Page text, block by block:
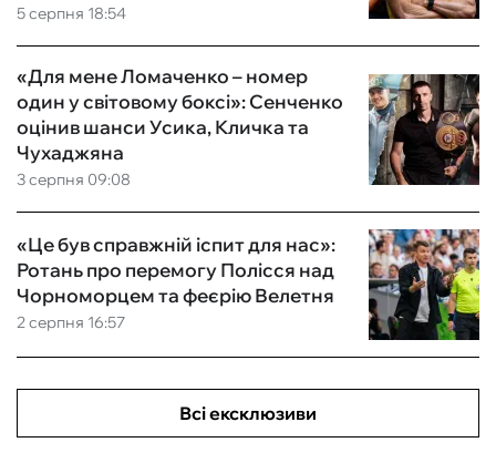
5 серпня 18:54
3 серпня 09:08
«Для мене Ломаченко – номер
один у світовому боксі»: Сенченко
оцінив шанси Усика, Кличка та
Чухаджяна
2 серпня 16:57
«Це був справжній іспит для нас»:
Ротань про перемогу Полісся над
Чорноморцем та феєрію Велетня
Всі ексклюзиви